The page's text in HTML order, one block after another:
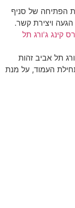
הפתיחה של סניף
ויצירת קשר.
קינג ג'ורג תל
תל אביב זהות
העמוד, על מנת